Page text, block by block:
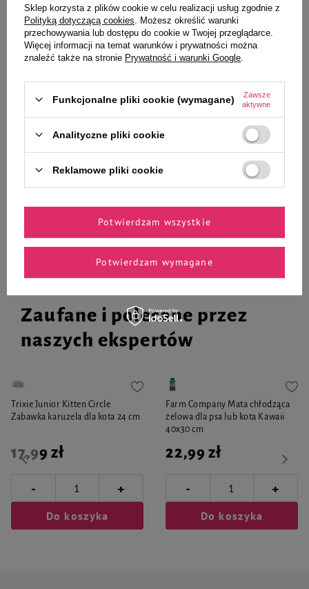
Wybrane specjalnie dla
Ciebie i Twojego czworonoga
Versele Laga Mini Hamster
Nature pokarm dla chomików
400 g
13,99 zł 34,98 zł / kg
+
Do koszyka
Ekstrudat dla szczurów i myszek
Versele Laga Rat&Mouse
Complete 500 g
37,98 zł / kg
Do koszyka
Zaufane i polecane przez
naszych ekspertów
Trixie Junior Kitten Circle
Zabawka karuzela dla kota 24 cm
17,99 zł
- +
Do koszyka
Farm Company Mata chłodząca
żelowa dla psa lub kota Kawaii
40x30 cm
22,99 zł
- +
Do koszyka
Sklep korzysta z plików cookie w celu realizacji usług zgodnie z
Polityką dotyczącą cookies . Możesz określić warunki
przechowywania lub dostępu do cookie w Twojej przeglądarce.
Więcej informacji na temat warunków i prywatności można
znaleźć także na stronie Prywatność i warunki Google
Funkcjonalne pliki cookie (wymagane)
Zawsze
aktywne
Analityczne pliki cookie
Reklamowe pliki cookie
Potwierdzam wymagane
Potwierdzam wszystkie